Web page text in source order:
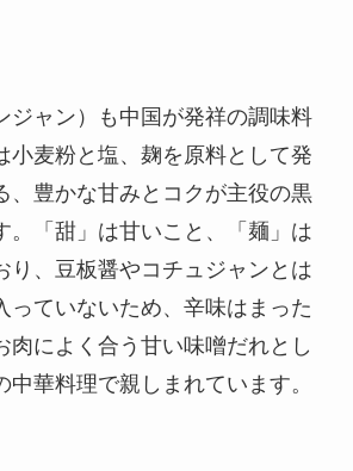
ジャン）も中国が発祥の調味料
小麦粉と塩、麹を原料として発
、豊かな甘みとコクが主役の黒
。「甜」は甘いこと、「麺」は
り、豆板醤やコチュジャンとは
っていないため、辛味はまった
肉によく合う甘い味噌だれとし
中華料理で親しまれています。